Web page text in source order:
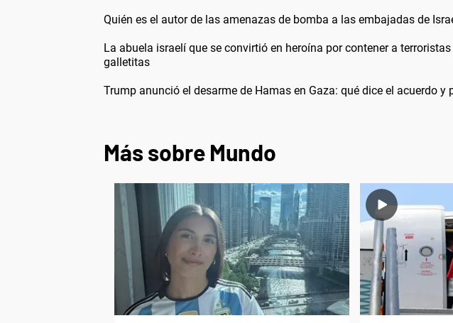
Quién es el autor de las amenazas de bomba a las embajadas de
La abuela israelí que se convirtió en heroína por contener a
galletitas
Trump anunció el desarme de Hamas en Gaza: qué dice el acuerdo y
Más sobre Mundo